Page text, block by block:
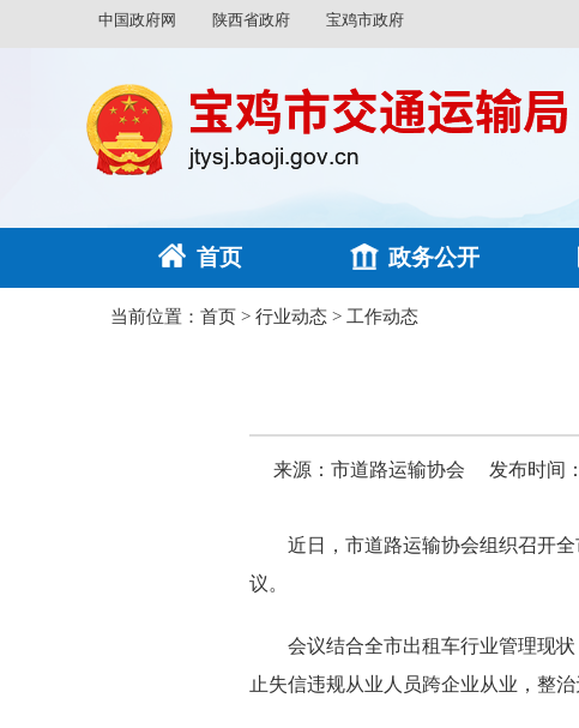
中国政府网 陕西省政府 宝鸡市政府
首页 政务公开
当前位置： 首页 > 行业动态 > 工作动态
来源：市道路运输协会 发布时间
近日，市道路运输协会组织召开
议。
会议结合全市出租车行业管理现
止失信违规从业人员跨企业从业，整